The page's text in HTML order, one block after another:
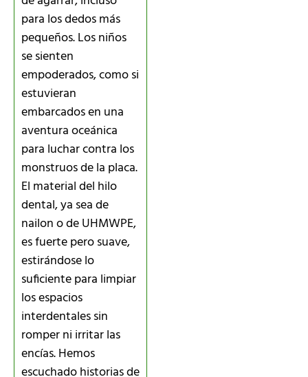
para los dedos más
pequeños. Los niños
se sienten
empoderados, como si
estuvieran
embarcados en una
aventura oceánica
para luchar contra los
monstruos de la placa.
El material del hilo
dental, ya sea de
nailon o de UHMWPE,
es fuerte pero suave,
estirándose lo
suficiente para limpiar
los espacios
interdentales sin
romper ni irritar las
encías. Hemos
escuchado historias de